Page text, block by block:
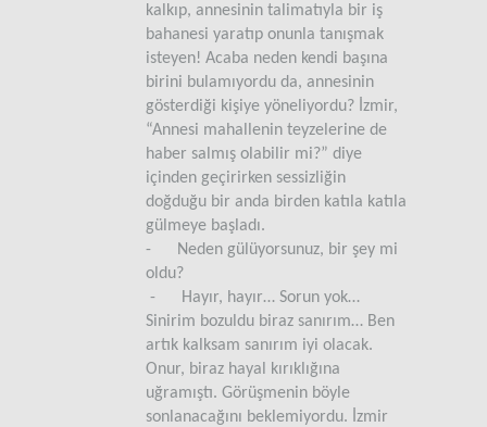
kalkıp, annesinin talimatıyla bir iş
bahanesi yaratıp onunla tanışmak
isteyen! Acaba neden kendi başına
birini bulamıyordu da, annesinin
gösterdiği kişiye yöneliyordu? İzmir,
“Annesi mahallenin teyzelerine de
haber salmış olabilir mi?” diye
içinden geçirirken sessizliğin
doğduğu bir anda birden katıla katıla
gülmeye başladı.
- Neden gülüyorsunuz, bir şey mi
oldu?
- Hayır, hayır… Sorun yok…
Sinirim bozuldu biraz sanırım… Ben
artık kalksam sanırım iyi olacak.
Onur, biraz hayal kırıklığına
uğramıştı. Görüşmenin böyle
sonlanacağını beklemiyordu. İzmir